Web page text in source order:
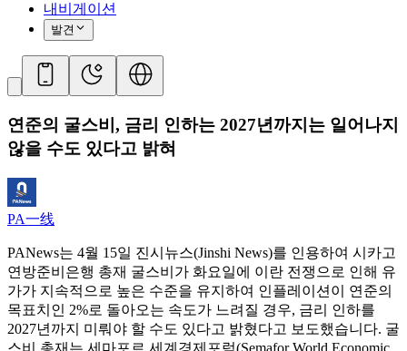
내비게이션
발견
연준의 굴스비, 금리 인하는 2027년까지는 일어나지
않을 수도 있다고 밝혀
PA一线
PANews는 4월 15일 진시뉴스(Jinshi News)를 인용하여 시카고
연방준비은행 총재 굴스비가 화요일에 이란 전쟁으로 인해 유
가가 지속적으로 높은 수준을 유지하여 인플레이션이 연준의
목표치인 2%로 돌아오는 속도가 느려질 경우, 금리 인하를
2027년까지 미뤄야 할 수도 있다고 밝혔다고 보도했습니다. 굴
스비 총재는 세마포르 세계경제포럼(Semafor World Economic